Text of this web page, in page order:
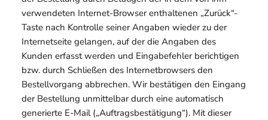
verwendeten Internet-Browser enthaltenen „Zurück“-
Taste nach Kontrolle seiner Angaben wieder zu der
Internetseite gelangen, auf der die Angaben des
Kunden erfasst werden und Eingabefehler berichtigen
bzw. durch Schließen des Internetbrowsers den
Bestellvorgang abbrechen. Wir bestätigen den Eingang
der Bestellung unmittelbar durch eine automatisch
generierte E-Mail („Auftragsbestätigung“). Mit dieser